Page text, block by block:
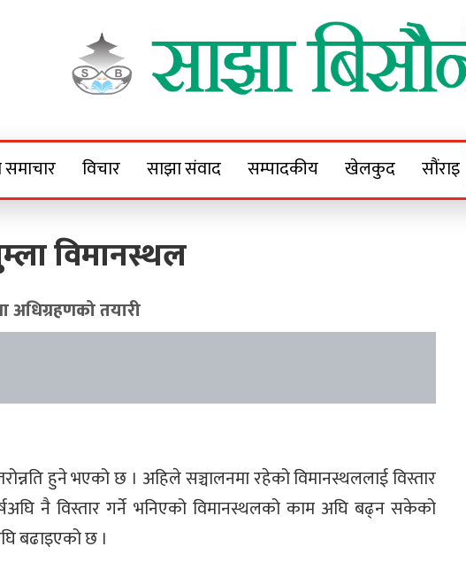
Sajha Bisaunee
विचार साझा संवाद सम्पादकीय खेलकुद सौंराइ
विमानस्थल
अधिग्रहणको तयारी
हुने भएको छ । अहिले सञ्चालनमा रहेको विमानस्थललाई विस्तार
नै विस्तार गर्ने भनिएको विमानस्थलको काम अघि बढ्न सकेको
बढाइएको छ ।